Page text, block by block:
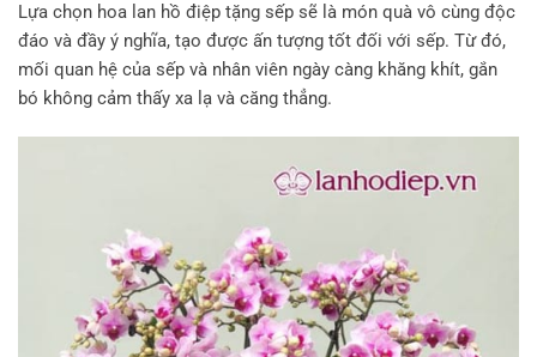
Lựa chọn hoa lan hồ điệp tặng sếp sẽ là món quà vô cùng độc
đáo và đầy ý nghĩa, tạo được ấn tượng tốt đối với sếp. Từ đó,
mối quan hệ của sếp và nhân viên ngày càng khăng khít, gắn
bó không cảm thấy xa lạ và căng thẳng.